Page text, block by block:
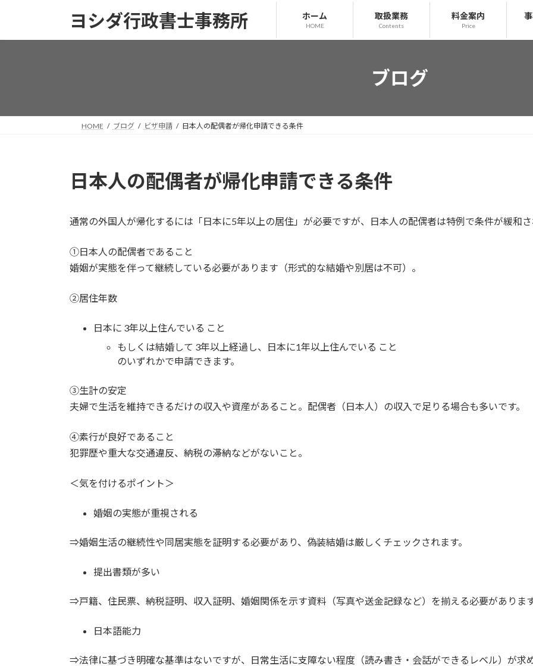
ヨシダ行政書士事務所 ホーム
HOME
取扱業務
Contents
料金案内
Price
ブログ
HOME ブログ ビザ申請 日本人の配偶者が帰化申請できる条件
日本人の配偶者が帰化申請できる条件
通常の外国人が帰化するには「日本に5年以上の居住」が必要ですが、日本人の配偶者は特例で条件が緩和さ
①日本人の配偶者であること
婚姻が実態を伴って継続している必要があります（形式的な結婚や別居は不可）。
②居住年数
日本に 3年以上住んでいる こと
もしくは結婚して 3年以上経過し、日本に1年以上住んでいる こと
のいずれかで申請できます。
③生計の安定
夫婦で生活を維持できるだけの収入や資産があること。配偶者（日本人）の収入で足りる場合も多いです。
④素行が良好であること
犯罪歴や重大な交通違反、納税の滞納などがないこと。
＜気を付けるポイント＞
婚姻の実態が重視される
⇒婚姻生活の継続性や同居実態を証明する必要があり、偽装結婚は厳しくチェックされます。
提出書類が多い
⇒戸籍、住民票、納税証明、収入証明、婚姻関係を示す資料（写真や送金記録など）を揃える必要があります
日本語能力
⇒法律に基づき明確な基準はないですが、日常生活に支障ない程度（読み書き・会話ができるレベル）が求め